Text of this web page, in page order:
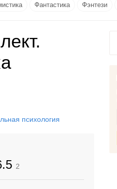
Фантастика Фэнтези
психология
2